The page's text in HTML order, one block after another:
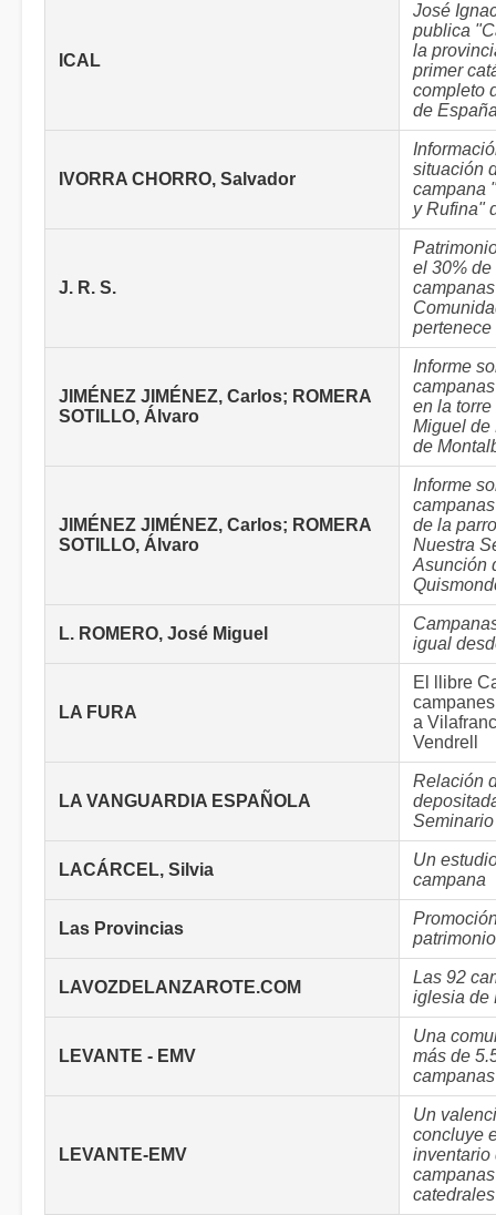
ICAL
José
publica
la
primer
completo
de
IVORRA CHORRO, Salvador
situación
campana
y Rufina"
J. R. S.
el 30%
JIMÉNEZ JIMÉNEZ, Carlos; ROMERA
SOTILLO, Álvaro
Informe
en la
Miguel de
de
JIMÉNEZ JIMÉNEZ, Carlos; ROMERA
SOTILLO, Álvaro
Informe
de la
Nuestra
Asunción
L. ROMERO, José Miguel
igual
LA FURA
El llibre
a
Vendrell
LA VANGUARDIA ESPAÑOLA
Relación
Seminario
LACÁRCEL, Silvia
Un
campana
Las Provincias
patrimonio
LAVOZDELANZAROTE.COM
Las 92
iglesia de
LEVANTE - EMV
Una
más de
campanas
LEVANTE-EMV
Un
concluye
inventario